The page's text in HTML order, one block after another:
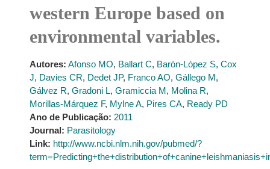
western Europe based on
environmental variables.
Autores: Afonso MO, Ballart C, Barón-López S, Cox
J, Davies CR, Dedet JP, Franco AO, Gállego M,
Gálvez R, Gradoni L, Gramiccia M, Molina R,
Morillas-Márquez F, Mylne A, Pires CA, Ready PD
Ano de Publicação: 2011
Journal: Parasitology
Link: http://www.ncbi.nlm.nih.gov/pubmed/?